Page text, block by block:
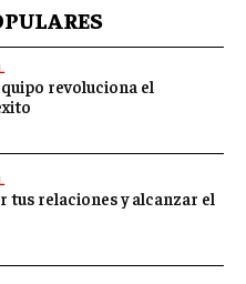
revoluciona el
tus relaciones y alcanzar el